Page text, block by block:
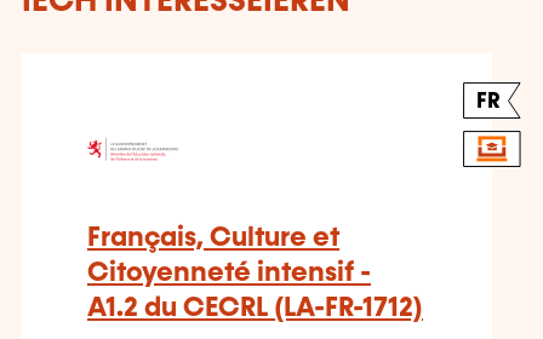
FR
Français, Culture et
Citoyenneté intensif -
A1.2 du CECRL (LA-FR-1712)